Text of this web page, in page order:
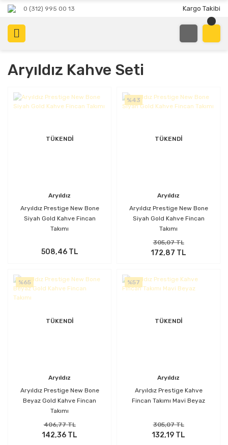
0 (312) 995 00 13 Kargo Takibi
Aryıldız Kahve Seti
TÜKENDİ
Aryıldız
Aryıldız Prestige New Bone
Siyah Gold Kahve Fincan
Takımı
508,46 TL
%43
TÜKENDİ
Aryıldız
Aryıldız Prestige New Bone
Siyah Gold Kahve Fincan
Takımı
305,07 TL
172,87 TL
%65
TÜKENDİ
Aryıldız
Aryıldız Prestige New Bone
Beyaz Gold Kahve Fincan
Takımı
406,77 TL
142,36 TL
%57
TÜKENDİ
Aryıldız
Aryıldız Prestige Kahve
Fincan Takımı Mavi Beyaz
305,07 TL
132,19 TL